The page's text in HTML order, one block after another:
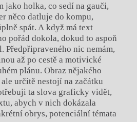
jako holka, co sedí na gauči,
něco datluje do kompu,
spát. A když má text
pořád dokola, dokud to aspoň
Předpřipraveného nic nemám,
až po cestě a motivické
plánu. Obraz nějakého
určitě nestojí na začátku
ta slova graficky vidět,
abych v nich dokázala
obrys, potenciální témata